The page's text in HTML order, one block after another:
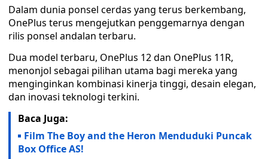
Dalam dunia ponsel cerdas yang terus berkembang,
OnePlus terus mengejutkan penggemarnya dengan
rilis ponsel andalan terbaru.
Dua model terbaru, OnePlus 12 dan OnePlus 11R,
menonjol sebagai pilihan utama bagi mereka yang
menginginkan kombinasi kinerja tinggi, desain elegan,
dan inovasi teknologi terkini.
Baca Juga:
Film The Boy and the Heron Menduduki Puncak
Box Office AS!